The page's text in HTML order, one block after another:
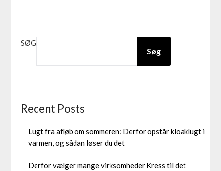
SØG
Søg
Recent Posts
Lugt fra afløb om sommeren: Derfor opstår kloaklugt i
varmen, og sådan løser du det
Derfor vælger mange virksomheder Kress til det